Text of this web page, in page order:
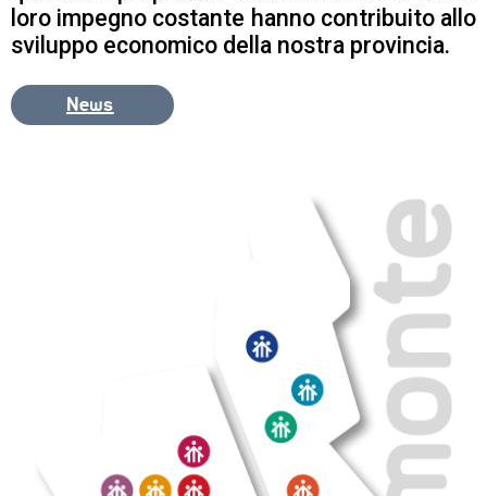
CONTATTI
loro impegno costante hanno contribuito allo
sviluppo economico della nostra provincia.
News